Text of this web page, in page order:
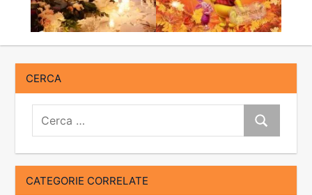
CERCA
Cerca:
Cerca
CATEGORIE CORRELATE